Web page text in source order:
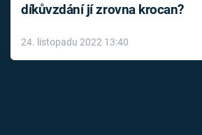
díkůvzdání jí zrovna krocan?
24. listopadu 2022 13:40